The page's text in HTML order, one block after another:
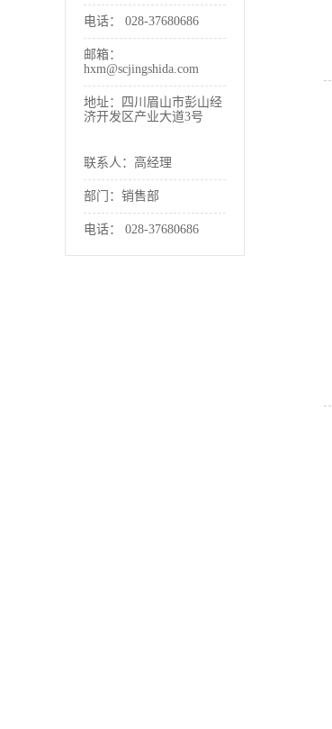
电话： 028-37680686
邮箱：
hxm@scjingshida.com
地址：四川眉山市彭山经
济开发区产业大道3号
联系人：高经理
部门：销售部
电话： 028-37680686